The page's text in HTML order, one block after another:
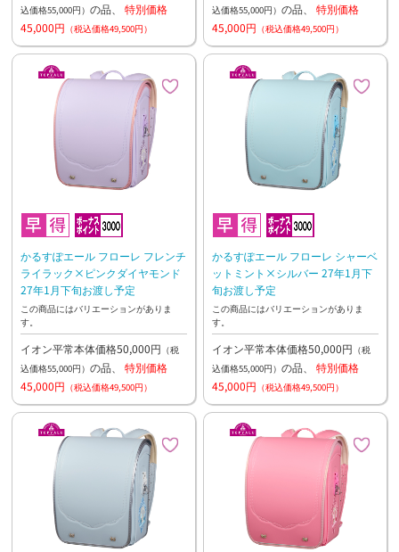
込価格55,000円） の品、 特別価格
45,000円 （税込価格49,500円）
込価格55,000円） の品、 特別価格
45,000円 （税込価格49,500円）
かるすぽエール フローレ フレンチ
ライラック×ピンクダイヤモンド
27年1月下旬お渡し予定
この商品にはバリエーションがありま
す。
イオン平常本体価格50,000円 （税
込価格55,000円） の品、 特別価格
45,000円 （税込価格49,500円）
かるすぽエール フローレ シャーベ
ットミント×シルバー 27年1月下
旬お渡し予定
この商品にはバリエーションがありま
す。
イオン平常本体価格50,000円 （税
込価格55,000円） の品、 特別価格
45,000円 （税込価格49,500円）